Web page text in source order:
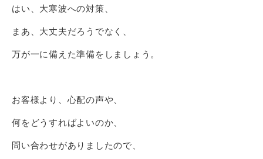
はい、大寒波への対策、
まあ、大丈夫だろうでなく、
万が一に備えた準備をしましょう。
お客様より、心配の声や、
何をどうすればよいのか、
問い合わせがありましたので、